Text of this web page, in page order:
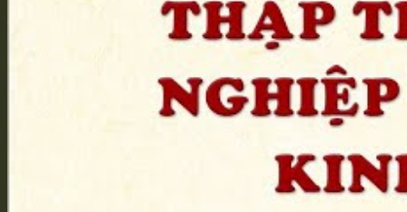
Quả Báo Của Bản Thân
Cuốn Sách Nho Đầu Tiên
Cuốn Kinh Phật Đầu Tiên